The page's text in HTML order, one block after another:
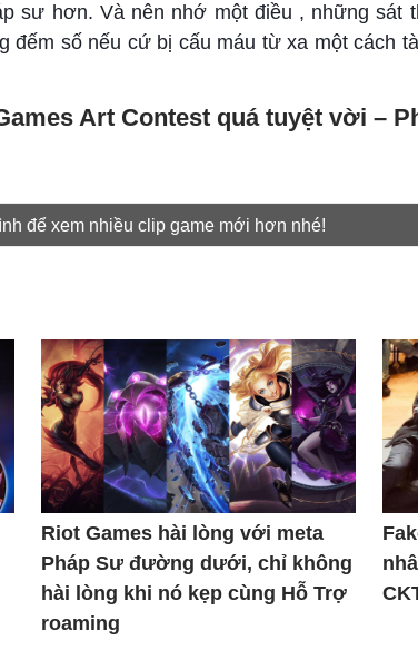
sư hơn. Và nên nhớ một điều , những sát
đếm số nếu cứ bị cấu máu từ xa một cách
Art Contest quá tuyệt vời –
để xem nhiều clip game mới hơn nhé!
Riot Games hài lòng với meta
Pháp Sư đường dưới, chỉ không
hài lòng khi nó kẹp cùng Hỗ Trợ
roaming